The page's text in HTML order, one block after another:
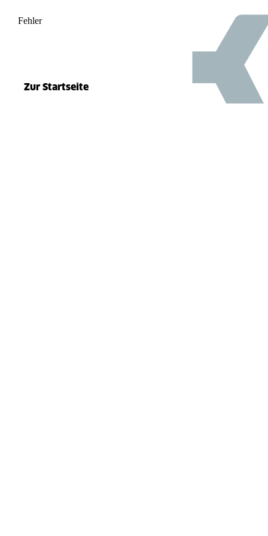
Fehler 500
Zur Startseite